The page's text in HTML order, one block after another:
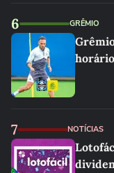
6 GRÊMIO
7 NOTÍCIAS